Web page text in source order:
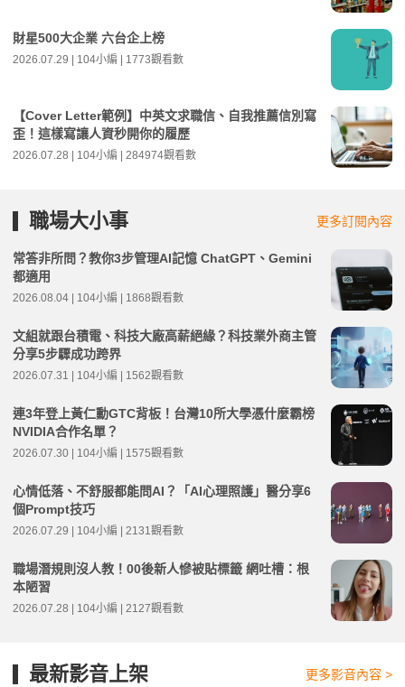
財星500大企業 六台企上榜
2026.07.29 | 104小編 | 1773觀看數
【Cover Letter範例】中英文求職信、自我推薦信別寫
歪！這樣寫讓人資秒開你的履歷
2026.07.28 | 104小編 | 284974觀看數
職場大小事 更多訂閱內容
常答非所問？教你3步管理AI記憶 ChatGPT、Gemini
都適用
2026.08.04 | 104小編 | 1868觀看數
文組就跟台積電、科技大廠高薪絕緣？科技業外商主管
分享5步驟成功跨界
2026.07.31 | 104小編 | 1562觀看數
連3年登上黃仁勳GTC背板！台灣10所大學憑什麼霸榜
NVIDIA合作名單？
2026.07.30 | 104小編 | 1575觀看數
心情低落、不舒服都能問AI？「AI心理照護」醫分享6
個Prompt技巧
2026.07.29 | 104小編 | 2131觀看數
職場潛規則沒人教！00後新人慘被貼標籤 網吐槽：根
本陋習
2026.07.28 | 104小編 | 2127觀看數
最新影音上架 更多影音內容 >